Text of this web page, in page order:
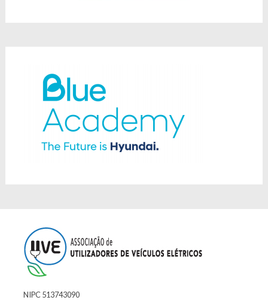
NIPC 513743090